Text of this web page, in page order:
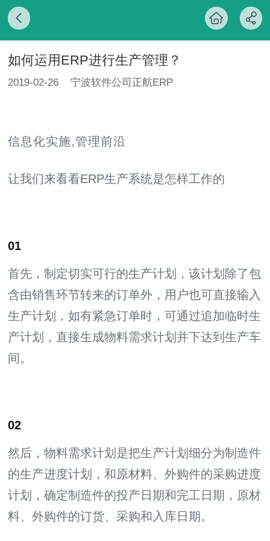
如何运用ERP进行生产管理？
2019-02-26 宁波软件公司正航ERP
信息化实施,管理前沿
让我们来看看ERP生产系统是怎样工作的
01
首先，制定切实可行的生产计划，该计划除了包
含由销售环节转来的订单外，用户也可直接输入
生产计划，如有紧急订单时，可通过追加临时生
产计划，直接生成物料需求计划并下达到生产车
间。
02
然后，物料需求计划是把生产计划细分为制造件
的生产进度计划，和原材料、外购件的采购进度
计划，确定制造件的投产日期和完工日期，原材
料、外购件的订货、采购和入库日期。